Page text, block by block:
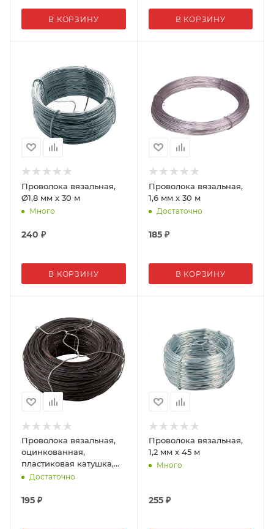
В КОРЗИНУ В КОРЗИНУ
Проволока вязальная,
Ø1,8 мм х 30 м
Много
240 ₽
В КОРЗИНУ
Проволока вязальная,
1,6 мм х 30 м
Достаточно
185₽
В КОРЗИНУ
Проволока вязальная,
оцинкованная,
пластиковая катушка,
1,4 мм х 30 м
Достаточно
195 ₽
Проволока вязальная,
1,2 мм х 45 м
Много
255₽